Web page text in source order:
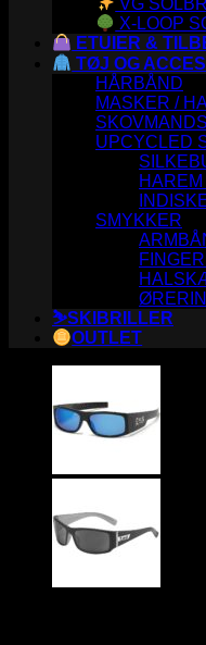
X-LOOP
ETUIER &
TØJ OG
HÅRBÅND
MASKER /
UPCYCLED
SMYKKER
⛷️SKIBRILLER
OUTLET